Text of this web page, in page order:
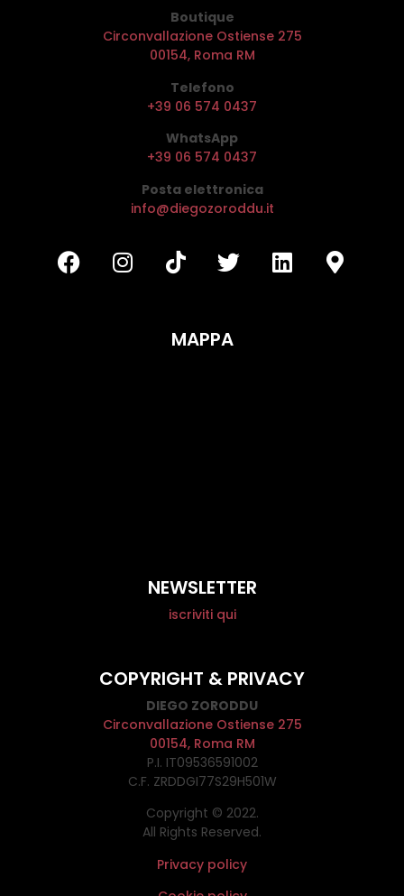
Boutique
Circonvallazione Ostiense 275
00154, Roma RM
Telefono
+39 06 574 0437
WhatsApp
+39 06 574 0437
Posta elettronica
info@diegozoroddu.it
MAPPA
NEWSLETTER
iscriviti qui
COPYRIGHT & PRIVACY
DIEGO ZORODDU
Circonvallazione Ostiense 275
00154, Roma RM
P.I. IT09536591002
C.F. ZRDDGI77S29H501W
Copyright © 2022.
All Rights Reserved.
Privacy policy